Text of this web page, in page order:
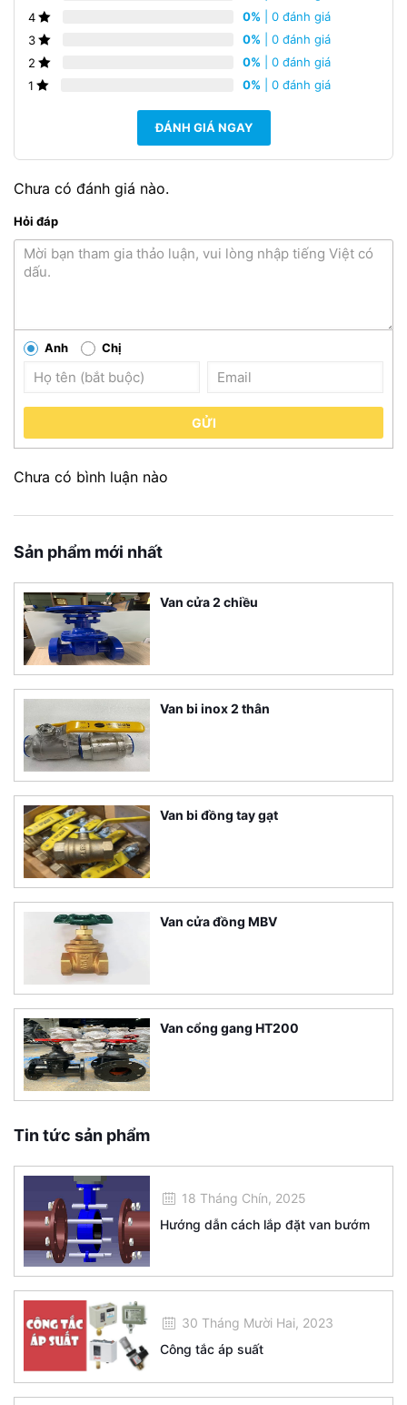
4
0% | 0 đánh giá
3
0% | 0 đánh giá
2
0% | 0 đánh giá
1
0% | 0 đánh giá
ĐÁNH GIÁ NGAY
Chưa có đánh giá nào.
Hỏi đáp
Anh Chị
GỬI
Chưa có bình luận nào
Sản phẩm mới nhất
Van cửa 2 chiều
Van bi inox 2 thân
Van bi đồng tay gạt
Van cửa đồng MBV
Van cổng gang HT200
Tin tức sản phẩm
18 Tháng Chín, 2025
Hướng dẫn cách lắp đặt van bướm
30 Tháng Mười Hai, 2023
Công tắc áp suất